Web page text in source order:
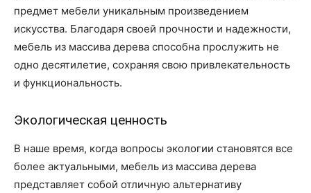
предмет мебели уникальным произведением
искусства. Благодаря своей прочности и надежности,
мебель из массива дерева способна прослужить не
одно десятилетие, сохраняя свою привлекательность
и функциональность.
Экологическая ценность
В наше время, когда вопросы экологии становятся все
более актуальными, мебель из массива дерева
представляет собой отличную альтернативу